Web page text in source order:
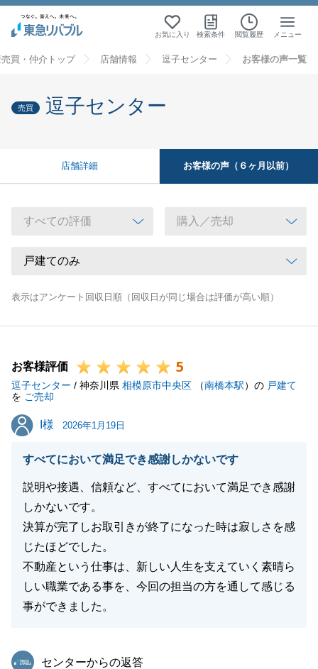
お気に入り 検索条件 閲覧履歴 メニュー
買・仲介トップ 店舗情報 逗子センター お客様の声一覧
売買 逗子センター
店舗詳細 お客様の声（６ヶ月以前）
表示はアンケート回収日順（回収日が同じ場合は評価が高い順）
お客様評価 5
逗子センター / 神奈川県 相模原市中央区 （南橋本駅）の 戸建て
を ご売却
I様
I様 2026年1月19日
すべてにおいて満足でき感謝しかないです
説明や接遇、信頼など、すべてにおいて満足でき感謝
しかないです。
決算が完了しお取引きが終了になった時は寂しさを感
じたほどでした。
不動産という仕事は、新しい人生を支えていく素晴ら
しい職業である事を、今回の担当の方を通して感じる
事ができました。
東急リバブル
センターからの返答